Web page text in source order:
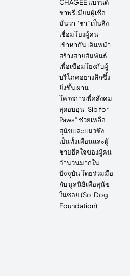
CHAGEE แบรนด์
ชาพรีเมียมผู้เชื่อ
มั่นว่า “ชา” เป็นสิ่ง
เชื่อมโยงผู้คน
เข้าหากัน เดินหน้า
สร้างสายสัมพันธ์
เพื่อเชื่อมโยงกับผู้
บริโภคอย่างลึกซึ้ง
ยิ่งขึ้น ผ่าน
โครงการเพื่อสังคม
สุดอบอุ่น “Sip for
Paws” ช่วยเหลือ
สุนัขและแมวซึ่ง
เป็นทั้งเพื่อนและผู้
ช่วยฮีลใจของผู้คน
จำนวนมากใน
ปัจจุบัน โดยร่วมมือ
กับ มูลนิธิเพื่อสุนัข
ในซอย (Soi Dog
Foundation)